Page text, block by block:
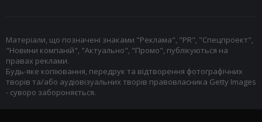
Матеріали, що позначені знаками "Реклама", "PR", "Спецпроект",
"Новини компаній", "Актуально", "Промо", публікуються на
правах реклами.
Будь-яке копіювання, передрук та відтворення фотографічних
творів та/або аудіовізуальних творів правовласника Getty Images
- суворо забороняється.